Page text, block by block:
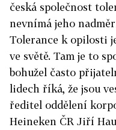
česká společnost
nevnímá jeho
Tolerance k opilosti
ve světě. Tam je to
bohužel často
lidech říká, že jsou
ředitel oddělení
Heineken ČR Jiří